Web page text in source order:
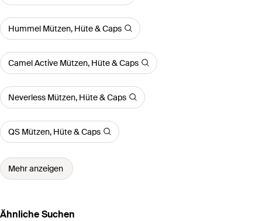
Hummel Mützen, Hüte & Caps
Camel Active Mützen, Hüte & Caps
Neverless Mützen, Hüte & Caps
QS Mützen, Hüte & Caps
Mehr anzeigen
Ähnliche Suchen